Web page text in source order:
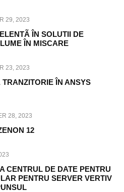
29, 2023
ÎN SOLUTII DE
ÎN MISCARE
23, 2023
ÎN ANSYS
28, 2023
12
CENTRUL DE DATE PENTRU
PENTRU SERVER VERTIV